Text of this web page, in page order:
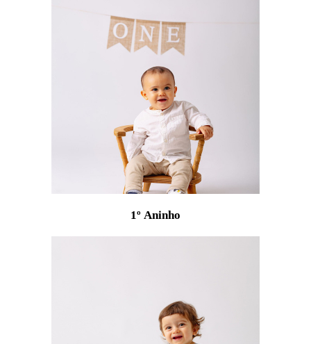
1º Aninho